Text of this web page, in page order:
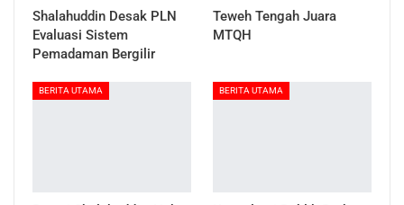
Shalahuddin Desak PLN
Evaluasi Sistem
Pemadaman Bergilir
Teweh Tengah Juara
MTQH
BERITA UTAMA BERITA UTAMA